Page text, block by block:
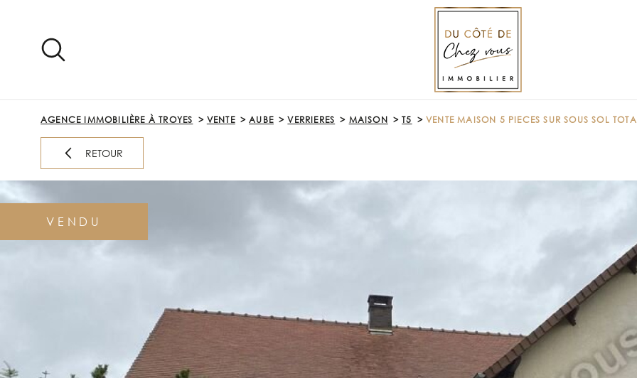
recherche
principal
AGENCE IMMOBILIÈRE À TROYES VENTE AUBE VERRIERES MAISON T5 VENTE MAISON 5 PIECES SUR SOUS SOL
RETOUR
VENDU